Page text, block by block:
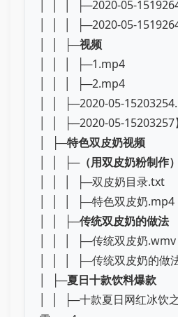
│ │ │ ├─2020-05-
│ │ │ ├─2020-05-
│ │ ├─视频
│ │ │ ├─1.mp4
│ │ │ ├─2.mp4
│ │ ├─2020-05-
│ │ ├─2020-05-
│ ├─特色双皮奶视频
│ │ ├─（用双皮奶粉制作
│ │ │ ├─双皮奶目录.txt
│ │ │ ├─特色双皮奶.mp4
│ │ ├─传统双皮奶的做法
│ │ │ ├─传统双皮奶.wmv
│ │ │ ├─传统双皮奶的做
│ ├─夏日十款饮料爆款
│ │ ├─十款夏日网红冰饮